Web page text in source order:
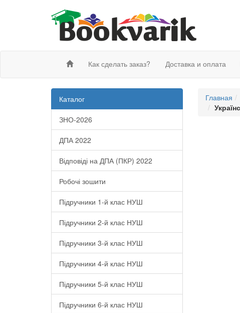
Как сделать заказ? Доставка и оплата
Каталог
ЗНО-2026
ДПА 2022
Відповіді на ДПА (ПКР) 2022
Робочі зошити
Підручники 1-й клас НУШ
Підручники 2-й клас НУШ
Підручники 3-й клас НУШ
Підручники 4-й клас НУШ
Підручники 5-й клас НУШ
Підручники 6-й клас НУШ
Главная